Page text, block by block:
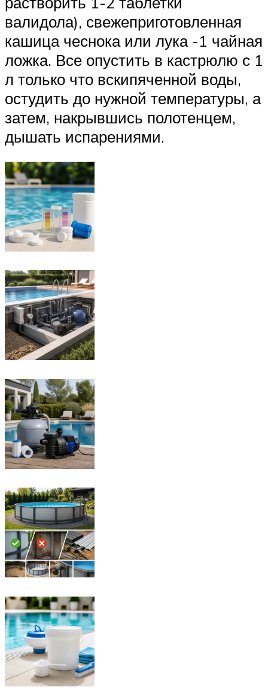
валидола), свежеприготовленная
кашица чеснока или лука -1 чайная
ложка. Все опустить в кастрюлю с 1
л только что вскипяченной воды,
остудить до нужной температуры, а
затем, накрывшись полотенцем,
дышать испарениями.